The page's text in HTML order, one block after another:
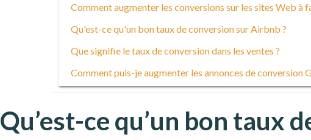
Comment augmenter les conversions sur les sites Web à
Qu'est-ce qu'un bon taux de conversion sur Airbnb ?
Que signifie le taux de conversion dans les ventes ?
Comment puis-je augmenter les annonces de conversion
Qu’est-ce qu’un bon taux